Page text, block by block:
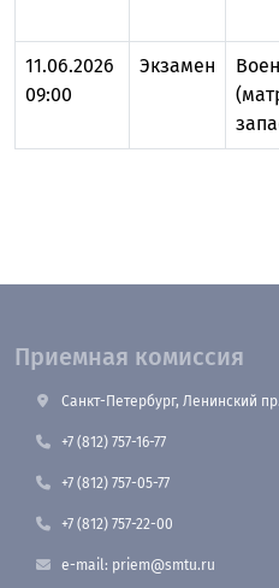
11.06.2026
09:00
Экзамен
Приемная комиссия
Санкт-Петербург, Ленинский
+7 (812) 757-16-77
+7 (812) 757-05-77
+7 (812) 757-22-00
e-mail: priem@smtu.ru